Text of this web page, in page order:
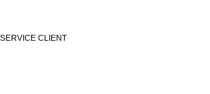
SERVICE CLIENT